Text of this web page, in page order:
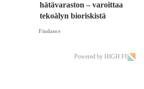
hätävaraston – varoittaa
tekoälyn bioriskistä
Findance
Powered by HIGH.FI